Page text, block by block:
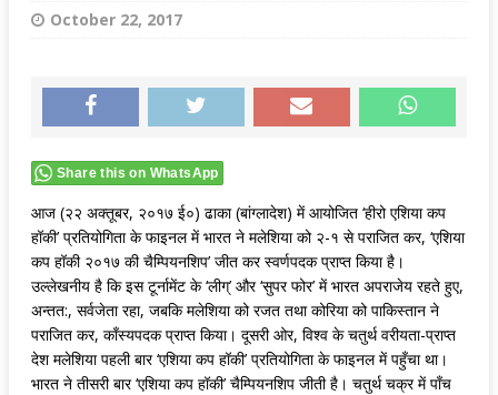
October 22, 2017
Share this on WhatsApp
आज (२२ अक्तूबर, २०१७ ई०) ढाका (बांग्लादेश) में आयोजित ‘हीरो एशिया कप
हॉकी’ प्रतियोगिता के फाइनल में भारत ने मलेशिया को २-१ से पराजित कर, ‘एशिया
कप हॉकी २०१७ की चैम्पियनशिप’ जीत कर स्वर्णपदक प्राप्त किया है।
उल्लेखनीय है कि इस टूर्नामेंट के ‘लीग्’ और ‘सुपर फोर’ में भारत अपराजेय रहते हुए,
अन्तत:, सर्वजेता रहा, जबकि मलेशिया को रजत तथा कोरिया को पाकिस्तान ने
पराजित कर, काँस्यपदक प्राप्त किया। दूसरी ओर, विश्व के चतुर्थ वरीयता-प्राप्त
देश मलेशिया पहली बार ‘एशिया कप हॉकी’ प्रतियोगिता के फाइनल में पहुँचा था।
भारत ने तीसरी बार ‘एशिया कप हॉकी’ चैम्पियनशिप जीती है। चतुर्थ चक्र में पाँच